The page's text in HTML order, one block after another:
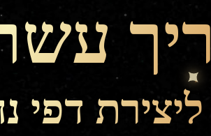
ליצירת דפי